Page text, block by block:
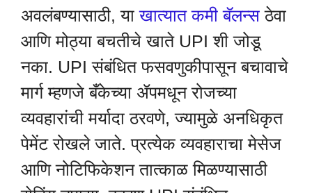
अवलंबण्यासाठी, याखात्यात कमी बॅलन्स ठेवा
आणि मोठ्या बचतीचे खाते UPI शी जोडू
नका. UPI संबंधित फसवणुकीपासून बचावाचे
मार्ग म्हणजे बँकेच्या ॲपमधून रोजच्या
व्यवहारांची मर्यादा ठरवणे, ज्यामुळे अनधिकृत
पेमेंट रोखले जाते. प्रत्येक व्यवहाराचा मेसेज
आणि नोटिफिकेशन तात्काळ मिळण्यासाठी